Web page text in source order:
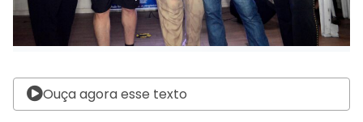
Ouça agora esse texto